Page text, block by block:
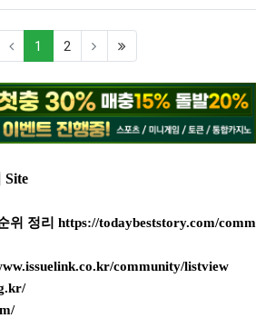
1 (current)
2 (last)
Site
위 정리 https://todaybeststory.com/comm
community/listview